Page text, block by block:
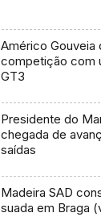
Américo Gouveia
competição com
GT3
Presidente do
chegada de
saídas
Madeira SAD
suada em Braga